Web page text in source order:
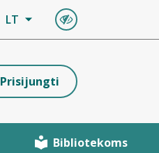
LT
Prisijungti
Bibliotekoms